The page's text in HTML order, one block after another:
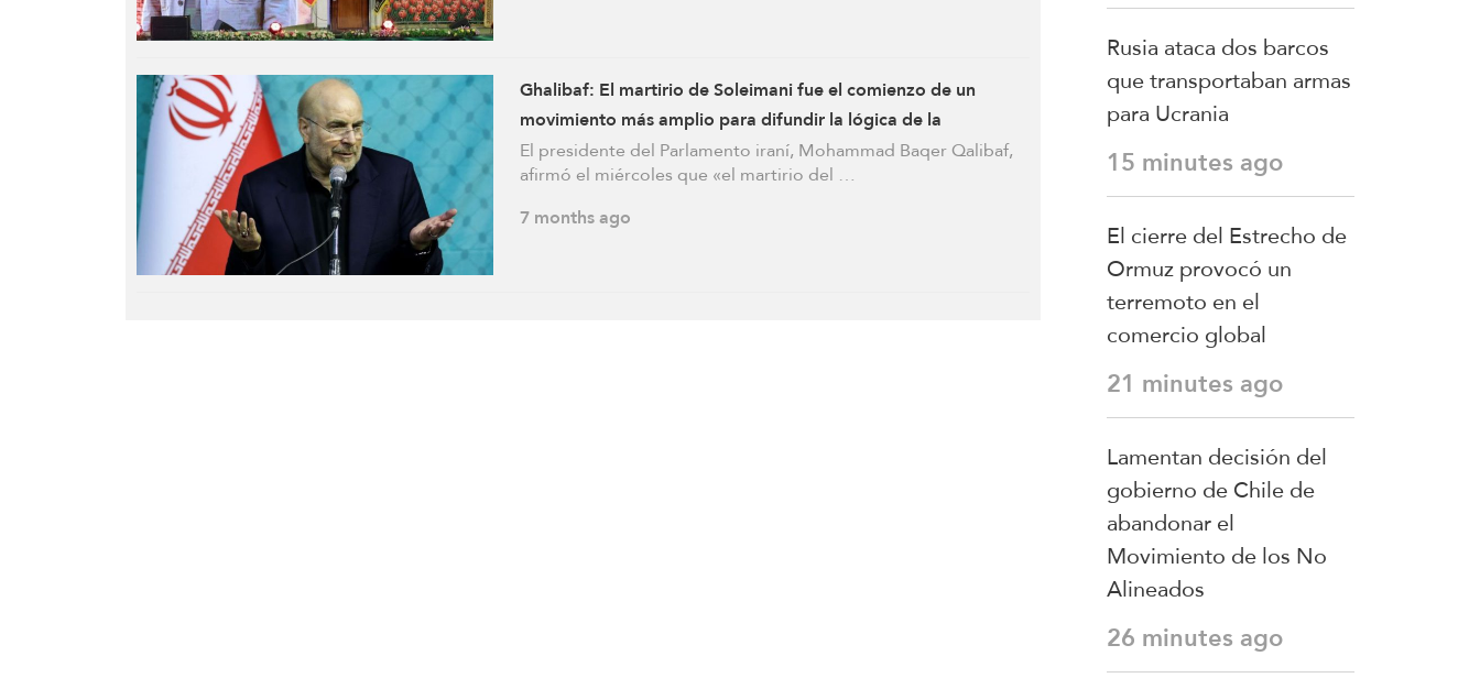
Ghalibaf: El martirio de Soleimani fue el comienzo de un
movimiento más amplio para difundir la lógica de la
resistencia en el mundo
El presidente del Parlamento iraní, Mohammad Baqer Qalibaf,
afirmó el miércoles que «el martirio del …
7 months ago
Rusia ataca dos barcos
que transportaban armas
para Ucrania
15 minutes ago
El cierre del Estrecho de
Ormuz provocó un
terremoto en el
comercio global
21 minutes ago
Lamentan decisión del
gobierno de Chile de
abandonar el
Movimiento de los No
Alineados
26 minutes ago